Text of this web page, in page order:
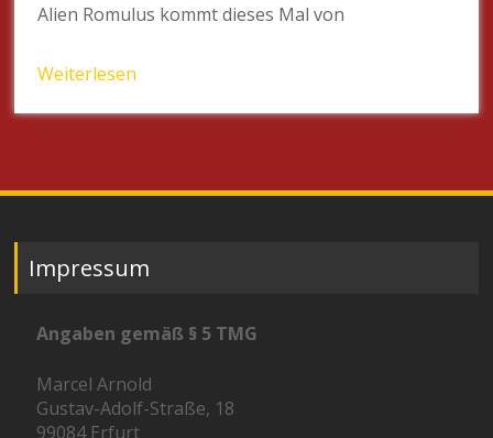
Alien Romulus kommt dieses Mal von
Weiterlesen
Impressum
Angaben gemäß § 5 TMG
Marcel Arnold
Gustav-Adolf-Straße, 18
99084 Erfurt